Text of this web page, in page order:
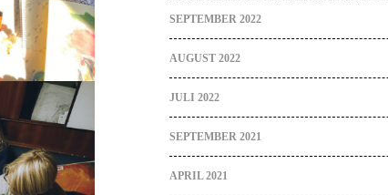
SEPTEMBER 2022
AUGUST 2022
JULI 2022
SEPTEMBER 2021
APRIL 2021